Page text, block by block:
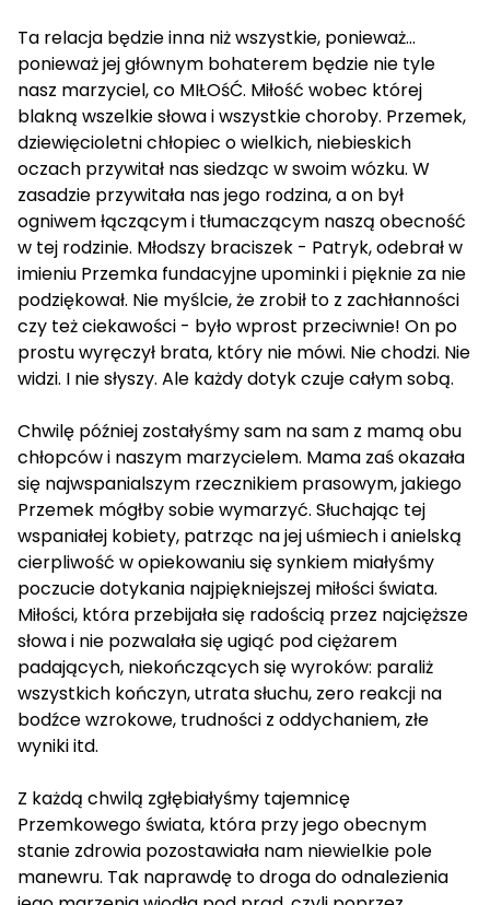
Ta relacja będzie inna niż wszystkie, ponieważ...
ponieważ jej głównym bohaterem będzie nie tyle
nasz marzyciel, co MIŁOśĆ. Miłość wobec której
blakną wszelkie słowa i wszystkie choroby. Przemek,
dziewięcioletni chłopiec o wielkich, niebieskich
oczach przywitał nas siedząc w swoim wózku. W
zasadzie przywitała nas jego rodzina, a on był
ogniwem łączącym i tłumaczącym naszą obecność
w tej rodzinie. Młodszy braciszek - Patryk, odebrał w
imieniu Przemka fundacyjne upominki i pięknie za nie
podziękował. Nie myślcie, że zrobił to z zachłanności
czy też ciekawości - było wprost przeciwnie! On po
prostu wyręczył brata, który nie mówi. Nie chodzi. Nie
widzi. I nie słyszy. Ale każdy dotyk czuje całym sobą.
Chwilę później zostałyśmy sam na sam z mamą obu
chłopców i naszym marzycielem. Mama zaś okazała
się najwspanialszym rzecznikiem prasowym, jakiego
Przemek mógłby sobie wymarzyć. Słuchając tej
wspaniałej kobiety, patrząc na jej uśmiech i anielską
cierpliwość w opiekowaniu się synkiem miałyśmy
poczucie dotykania najpiękniejszej miłości świata.
Miłości, która przebijała się radością przez najcięższe
słowa i nie pozwalała się ugiąć pod ciężarem
padających, niekończących się wyroków: paraliż
wszystkich kończyn, utrata słuchu, zero reakcji na
bodźce wzrokowe, trudności z oddychaniem, złe
wyniki itd.
Z każdą chwilą zgłębiałyśmy tajemnicę
Przemkowego świata, która przy jego obecnym
stanie zdrowia pozostawiała nam niewielkie pole
manewru. Tak naprawdę to droga do odnalezienia